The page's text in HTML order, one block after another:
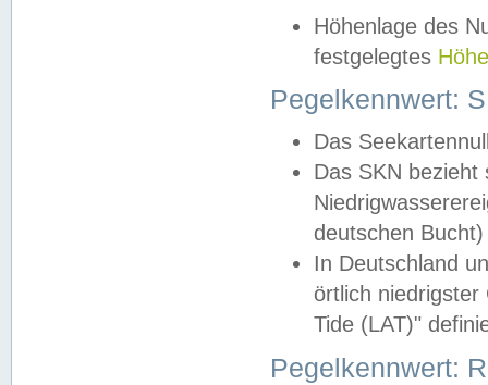
Höhenlage des
festgelegtes
Pegelkennwert:
Das
Das SKN
deutschen
In Deutschland
örtlich
Tide (LAT)"
Pegelkennwert: